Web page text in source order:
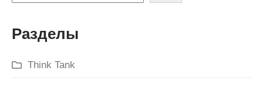
Разделы
Think Tank